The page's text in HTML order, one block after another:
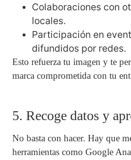
Colaboraciones con
locales.
Participación en
difundidos por redes.
Esto refuerza tu imagen y te
marca comprometida con tu
5. Recoge datos y
No basta con hacer. Hay que
herramientas como Google